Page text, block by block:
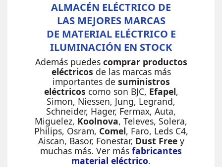
ALMACÉN ELÉCTRICO DE
LAS MEJORES MARCAS
DE MATERIAL ELÉCTRICO E
ILUMINACIÓN EN STOCK
Además puedes comprar productos
eléctricos de las marcas más
importantes de suministros
eléctricos como son BJC, Efapel,
Simon, Niessen, Jung, Legrand,
Schneider, Hager, Fermax, Auta,
Miguelez, Koolnova, Televes, Solera,
Philips, Osram, Comel, Faro, Leds C4,
Aiscan, Basor, Fonestar, Dust Freey
muchas más. Ver más fabricantes
material eléctrico.